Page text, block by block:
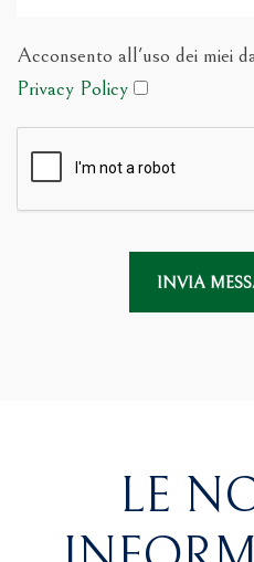
Acconsento all'uso dei miei
Privacy Policy
INVIA
LE